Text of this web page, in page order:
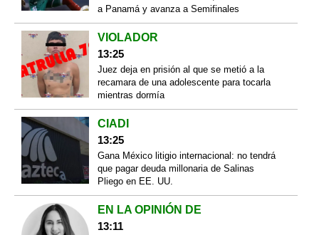
a Panamá y avanza a Semifinales
VIOLADOR
13:25
Juez deja en prisión al que se metió a la
recamara de una adolescente para tocarla
mientras dormía
CIADI
13:25
Gana México litigio internacional: no tendrá
que pagar deuda millonaria de Salinas
Pliego en EE. UU.
EN LA OPINIÓN DE
13:11